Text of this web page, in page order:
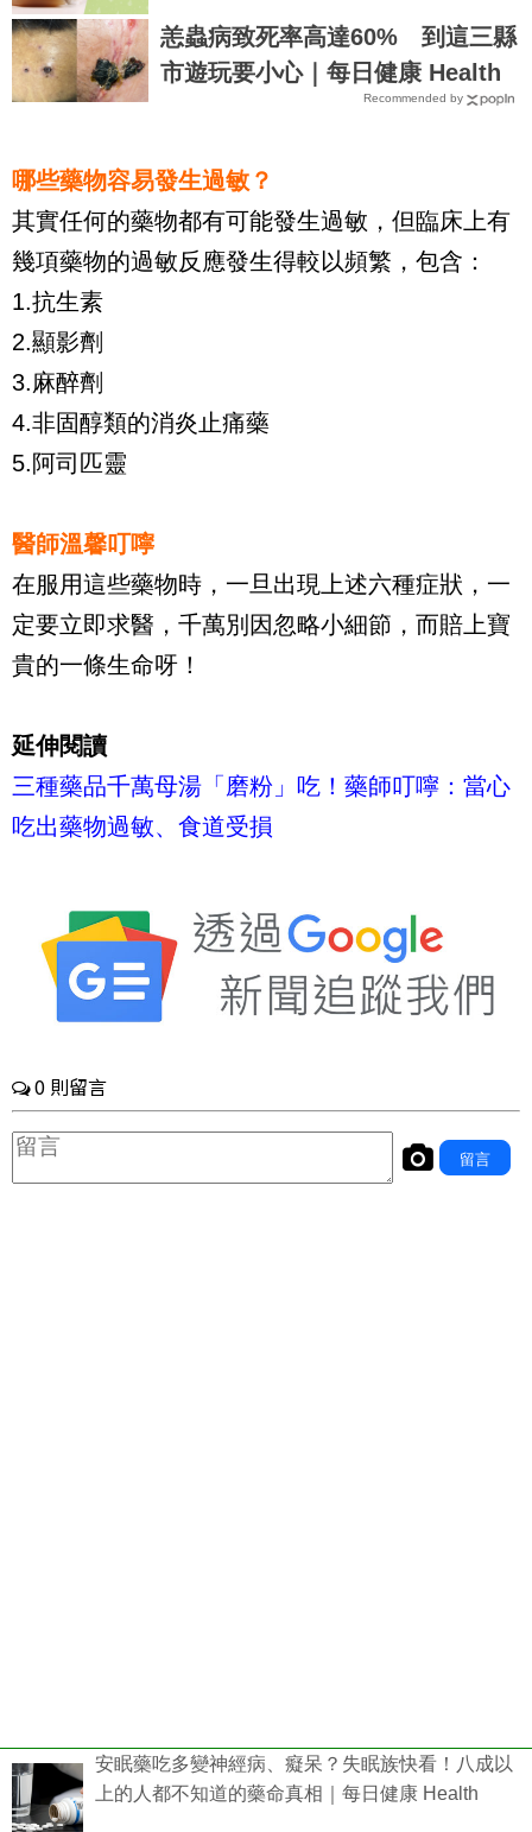
恙蟲病致死率高達60% 到這三縣
市遊玩要小心｜每日健康 Health
Recommended by
哪些藥物容易發生過敏？
其實任何的藥物都有可能發生過敏，但臨床上有
幾項藥物的過敏反應發生得較以頻繁，包含：
1.抗生素
2.顯影劑
3.麻醉劑
4.非固醇類的消炎止痛藥
5.阿司匹靈
醫師溫馨叮嚀
在服用這些藥物時，一旦出現上述六種症狀，一
定要立即求醫，千萬別因忽略小細節，而賠上寶
貴的一條生命呀！
延伸閱讀
三種藥品千萬母湯「磨粉」吃！藥師叮嚀：當心
吃出藥物過敏、食道受損
安眠藥吃多變神經病、癡呆？失眠族快看！八成以
上的人都不知道的藥命真相｜每日健康 Health